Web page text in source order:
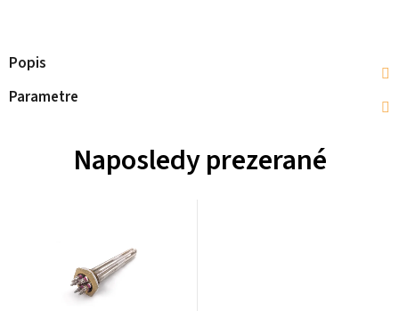
Popis
Parametre
Naposledy prezerané